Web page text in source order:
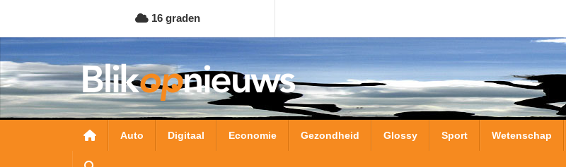
naar
de
inhoud
gaan
16 graden
Hoofdnavigatie
Auto Digitaal Economie Gezondheid Glossy Sport Wetenschap